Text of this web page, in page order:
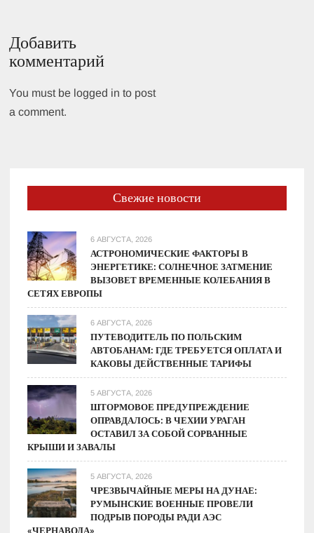
Добавить
комментарий
You must be logged in to post
a comment.
Свежие новости
6 АВГУСТА, 2026
АСТРОНОМИЧЕСКИЕ ФАКТОРЫ В
ЭНЕРГЕТИКЕ: СОЛНЕЧНОЕ ЗАТМЕНИЕ
ВЫЗОВЕТ ВРЕМЕННЫЕ КОЛЕБАНИЯ В
СЕТЯХ ЕВРОПЫ
6 АВГУСТА, 2026
ПУТЕВОДИТЕЛЬ ПО ПОЛЬСКИМ
АВТОБАНАМ: ГДЕ ТРЕБУЕТСЯ ОПЛАТА И
КАКОВЫ ДЕЙСТВЕННЫЕ ТАРИФЫ
5 АВГУСТА, 2026
ШТОРМОВОЕ ПРЕДУПРЕЖДЕНИЕ
ОПРАВДАЛОСЬ: В ЧЕХИИ УРАГАН
ОСТАВИЛ ЗА СОБОЙ СОРВАННЫЕ
КРЫШИ И ЗАВАЛЫ
5 АВГУСТА, 2026
ЧРЕЗВЫЧАЙНЫЕ МЕРЫ НА ДУНАЕ:
РУМЫНСКИЕ ВОЕННЫЕ ПРОВЕЛИ
ПОДРЫВ ПОРОДЫ РАДИ АЭС